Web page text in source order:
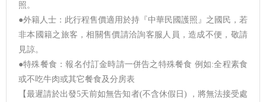
照。
●外籍人士：此行程售價適用於持『中華民國護照』之國民，若
非本國籍之旅客，相關售價請洽詢客服人員，造成不便，敬請
見諒。
●特殊餐食：報名付訂金時請一併告之特殊餐食 例如:全程素食
或不吃牛肉或其它餐食及分房表
【最遲請於出發5天前如無告知者(不含休假日) ，將無法接受處